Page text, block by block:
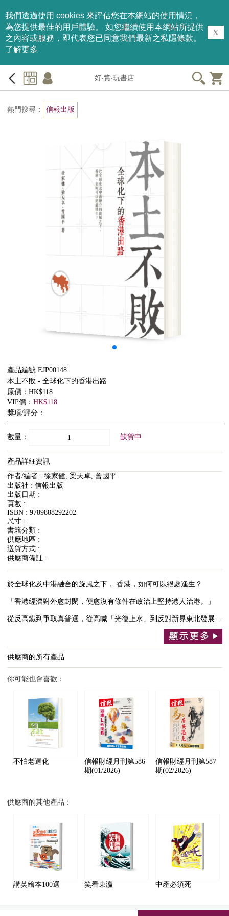
我們透過使用 cookies 來評估您在本網站的使用情況，
為您提供最佳的用戶體驗。 如您繼續使用本網站所提供
之內容或服務，即代表您已同意我們最新之私隱條款。
了解更多
X
好‧賞‧玩書店
熱門搜尋： 信報出版
產品編號 EJP00148
本土不敗 - 全球化下的香港出路
原價：HK$118
VIP價： HK$118
獎項/評分：
數量： 缺貨中
產品詳細資訊
作者/編者 : 徐家健, 梁天卓, 曾國平
出版社 : 信報出版
出版日期 :
頁數 :
ISBN : 9789888292202
尺寸 :
書籍分類 :
供應地區 :
送貨方式 :
供應商備註 :
於全球化及中港融合的旋風之下， 香港，如何可以絕處逢生？
「香港經濟對外愈封閉，便愈沒有條件在政治上堅持港人治港。」
從反高鐵到爭取真普選，從高喊「光復上水」到反對新界東北發展…
供應商的所有產品
你可能也會喜歡：
不怕老退化
信報財經月刊第586
期(01/2026)
信報財經月刊第587
期(02/2026)
供應商的其他產品：
講英繪本100選 笑看東瀛 中產必須死